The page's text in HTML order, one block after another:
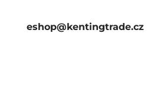
eshop@kentingtrade.cz